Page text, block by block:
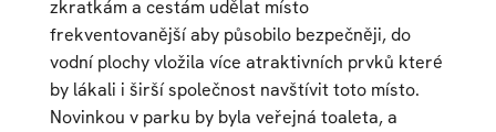
zkratkám a cestám udělat místo
frekventovanější aby působilo bezpečněji, do
vodní plochy vložila více atraktivních prvků které
by lákali i širší společnost navštívit toto místo.
Novinkou v parku by byla veřejná toaleta, a